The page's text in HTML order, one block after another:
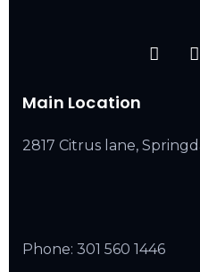
Main Location
2817 Citrus lane,
Phone: 301 560 1446